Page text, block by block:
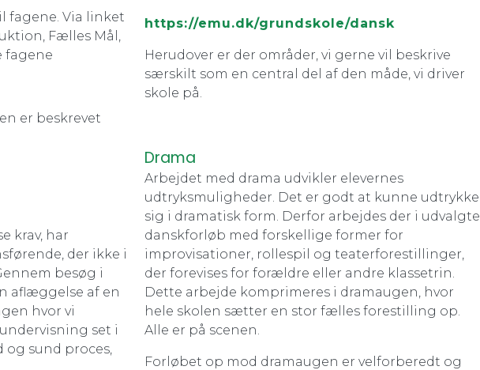
fagene. Via linket
Fælles Mål,
fagene
er beskrevet
krav, har
der ikke i
besøg i
aflæggelse af en
hvor vi
set i
og sund proces,
https://emu.dk/grundskole/dansk
Herudover er der områder, vi gerne vil beskrive
særskilt som en central del af den måde, vi driver
skole på.
Drama
Arbejdet med drama udvikler elevernes
udtryksmuligheder. Det er godt at kunne udtrykke
sig i dramatisk form. Derfor arbejdes der i udvalgte
danskforløb med forskellige former for
improvisationer, rollespil og teaterforestillinger,
der forevises for forældre eller andre klassetrin.
Dette arbejde komprimeres i dramaugen, hvor
hele skolen sætter en stor fælles forestilling op.
Alle er på scenen.
Forløbet op mod dramaugen er velforberedt og